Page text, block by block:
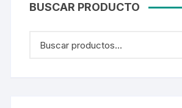
BUSCAR PRODUCTO